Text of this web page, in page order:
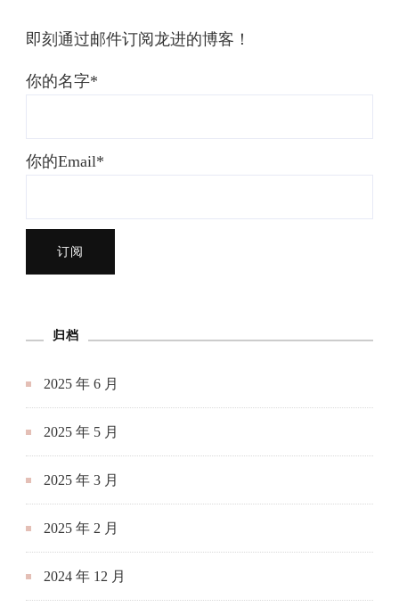
即刻通过邮件订阅龙进的博客！
你的名字*
你的Email*
归档
2025 年 6 月
2025 年 5 月
2025 年 3 月
2025 年 2 月
2024 年 12 月